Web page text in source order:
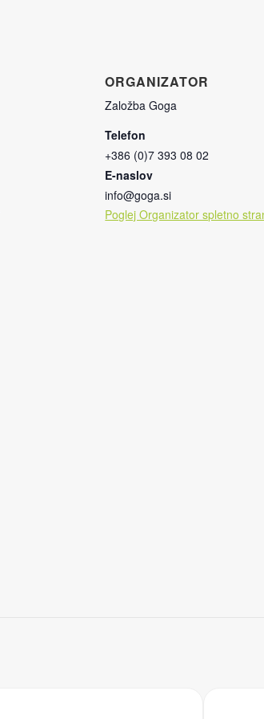
ORGANIZATOR
Založba Goga
Telefon
+386 (0)7 393 08 02
E-naslov
info@goga.si
Poglej Organizator spletno